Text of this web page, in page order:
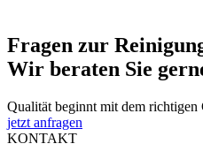
Fragen zur
Wir beraten Sie
Qualität beginnt mit dem richtigen
jetzt anfragen
KONTAKT